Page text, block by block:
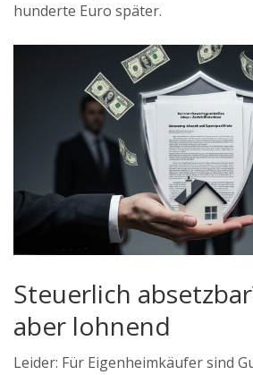
hunderte Euro später.
Steuerlich
aber lohnend
Leider: Für Eigenheimkäufer sind